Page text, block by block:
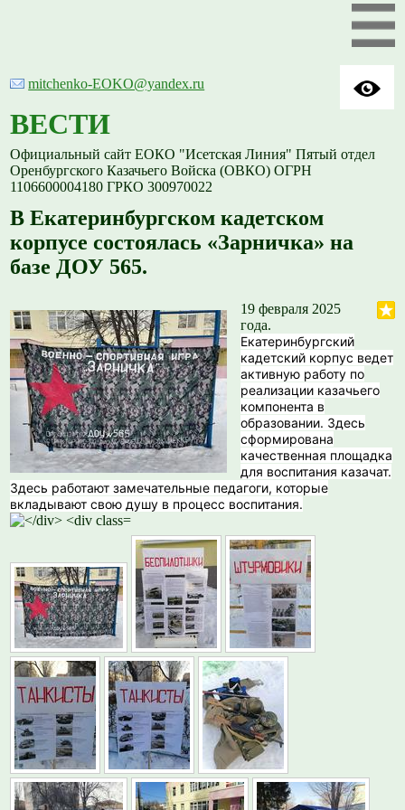
mitchenko-EOKO@yandex.ru
ВЕСТИ
Официальный сайт ЕОКО "Исетская Линия" Пятый отдел
Оренбургского Казачьего Войска (ОВКО) ОГРН
1106600004180 ГРКО 300970022
В Екатеринбургском кадетском
корпусе состоялась «Зарничка» на
базе ДОУ 565.
19 февраля 2025
года.
️Екатеринбургский
кадетский корпус ведет
активную работу по
реализации казачьего
компонента в
образовании. Здесь
сформирована
качественная площадка
для воспитания казачат.
Здесь работают замечательные педагоги, которые
вкладывают свою душу в процесс воспитания.